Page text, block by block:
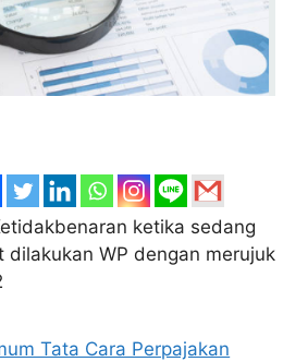
ketika sedang
dilakukan WP dengan merujuk
Tata Cara Perpajakan